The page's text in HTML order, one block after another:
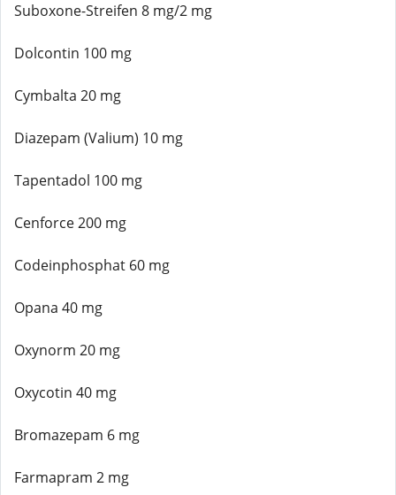
Suboxone-Streifen 8 mg/2 mg
Dolcontin 100 mg
Cymbalta 20 mg
Diazepam (Valium) 10 mg
Tapentadol 100 mg
Cenforce 200 mg
Codeinphosphat 60 mg
Opana 40 mg
Oxynorm 20 mg
Oxycotin 40 mg
Bromazepam 6 mg
Farmapram 2 mg